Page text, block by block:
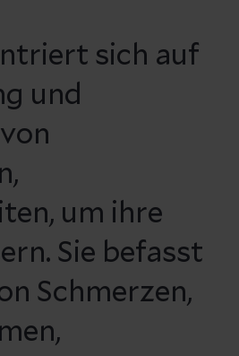
sich auf
und
um ihre
Sie befasst
Schmerzen,